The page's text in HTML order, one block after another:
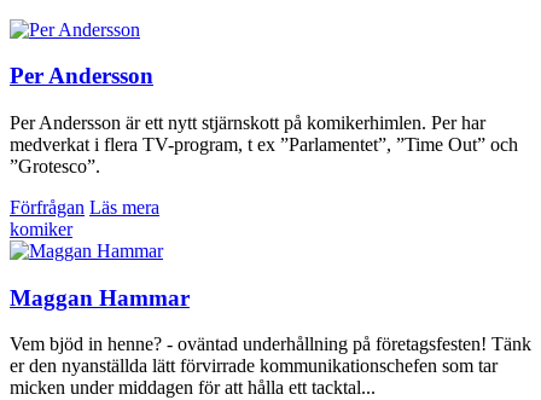
Per Andersson
Per Andersson är ett nytt stjärnskott på komikerhimlen. Per har
medverkat i flera TV-program, t ex ”Parlamentet”, ”Time Out” och
”Grotesco”.
Förfrågan Läs mera
komiker
Maggan Hammar
Vem bjöd in henne? - oväntad underhållning på företagsfesten! Tänk
er den nyanställda lätt förvirrade kommunikationschefen som tar
micken under middagen för att hålla ett tacktal...